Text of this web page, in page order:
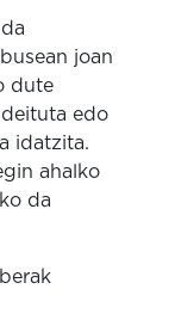
joan
dute
edo
idatzita.
ahalko
da